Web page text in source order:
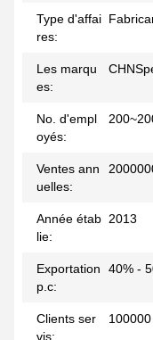
Type d'affai
res:
Les marqu
es:
No. d'empl
oyés:
Ventes ann
uelles:
Année étab
lie:
2013
Exportation
p.c:
40% -
Clients ser
vis:
100000